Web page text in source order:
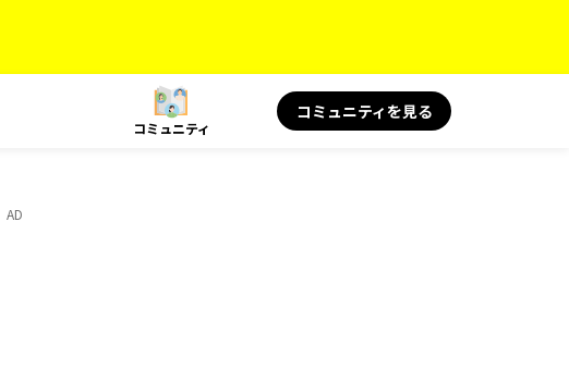
コミュニティ
コミュニティを見る
AD